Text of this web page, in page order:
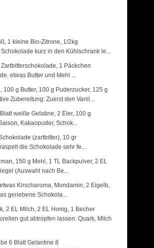
1 kleine Bio-Zitrone, 1/2kg
kurz in den Kühlschrank le...
1 Päckchen
etwas Butter und Mehl ...
g Butter, 100 g Puderzucker, 125 g
Zubereitung: Zuerst den Vanil...
weiße Gelatine, 2 Eier, 100 g
Kakaopuder, Schok...
(zartbitter), 10 gr
die Schokolade sehr fe...
150 g Mehl, 1 TL Backpulver, 2 EL
(Auswahl nach Be...
Kirscharoma, Mondamin, 2 Eigelb,
geriebene Schokola...
2 EL Milch, 2 EL Honig, 1 Becher
gut abtropfen lassen. Quark, Milch
6 Blatt Gelantine 8